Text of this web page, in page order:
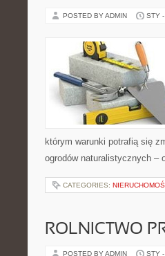
POSTED BY ADMIN STY
którym warunki potrafią się
ogrodów naturalistycznych –
CATEGORIES:
ROLNICTWO
POSTED BY ADMIN STY